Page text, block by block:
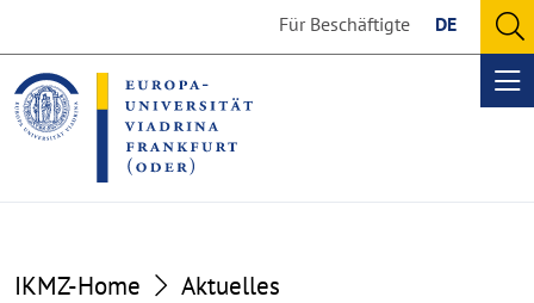
the
content
section
the
footer
section
Für Beschäftigte DE
IKMZ-Home
Aktuelles